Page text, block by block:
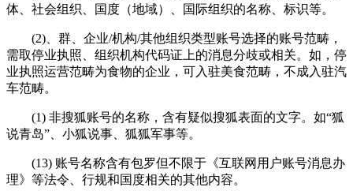
体、社会组织、国度（地域）、国际组织的名称、标识等。
(2)、群、企业/机构/其他组织类型账号选择的账号范畴，
需取停业执照、组织机构代码证上的消息分歧或相关。如，停
业执照运营范畴为食物的企业，可入驻美食范畴，不成入驻汽
车范畴。
(1) 非搜狐账号的名称，含有疑似搜狐表面的文字。如“狐
说青岛”、小狐说事、狐狐军事等。
(13) 账号名称含有包罗但不限于《互联网用户账号消息办
理》等法令、行规和国度相关的其他内容。